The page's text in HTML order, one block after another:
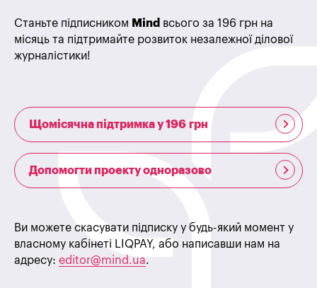
Станьте підписником Mind всього за 196 грн на
місяць та підтримайте розвиток незалежної ділової
журналістики!
Щомісячна підтримка у 196 грн
Допомогти проекту одноразово
Ви можете скасувати підписку у будь-який момент у
власному кабінеті LIQPAY, або написавши нам на
адресу: editor@mind.ua.